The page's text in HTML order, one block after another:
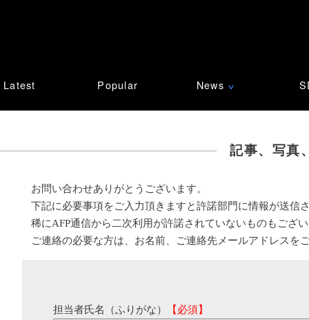
Latest Popular News ∨
記事、写真
お問い合わせありがとうございます。
下記に必要事項をご入力頂きますと許諾部門に情報が送信
稀にAFP通信から二次利用が許諾されていないものもござ
ご連絡の必要な方は、お名前、ご連絡先メールアドレスを
担当者氏名（ふりがな） 【必須】